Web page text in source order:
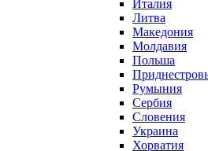
Италия
Литва
Македония
Молдавия
Польша
Румыния
Сербия
Словения
Украина
Хорватия